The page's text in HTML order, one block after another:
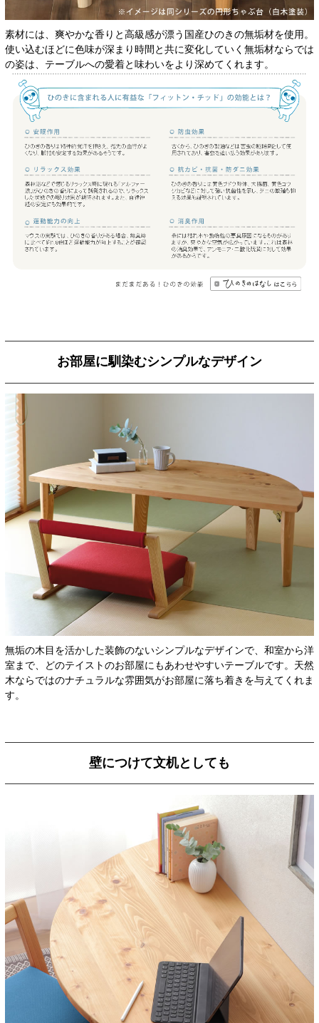
素材には、爽やかな香りと高級感が漂う国産ひのきの無垢材を使用。
使い込むほどに色味が深まり時間と共に変化していく無垢材ならでは
の姿は、テーブルへの愛着と味わいをより深めてくれます。
お部屋に馴染むシンプルなデザイン
無垢の木目を活かした装飾のないシンプルなデザインで、和室から洋
室まで、どのテイストのお部屋にもあわせやすいテーブルです。天然
木ならではのナチュラルな雰囲気がお部屋に落ち着きを与えてくれま
す。
壁につけて文机としても